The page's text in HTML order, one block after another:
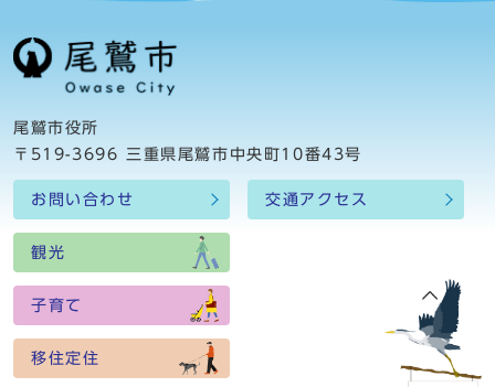
尾鷲市役所
〒519-3696 三重県尾鷲市中央町10番43号
お問い合わせ 交通アクセス
観光
子育て
移住定住